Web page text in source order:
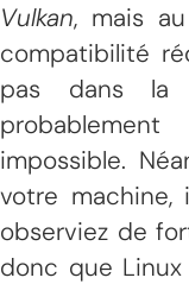
Vulkan, mais
compatibilité
pas dans la
impossible.
votre
observiez de
donc que